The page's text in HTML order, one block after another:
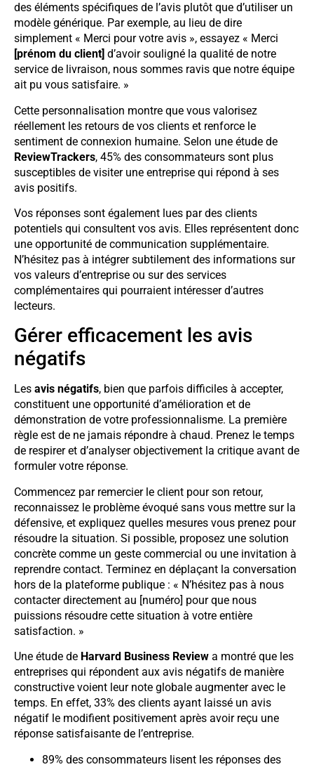
des éléments spécifiques de l’avis plutôt que d’utiliser un
modèle générique. Par exemple, au lieu de dire
simplement « Merci pour votre avis », essayez « Merci
[prénom du client] d’avoir souligné la qualité de notre
service de livraison, nous sommes ravis que notre équipe
ait pu vous satisfaire. »
Cette personnalisation montre que vous valorisez
réellement les retours de vos clients et renforce le
sentiment de connexion humaine. Selon une étude de
ReviewTrackers, 45% des consommateurs sont plus
susceptibles de visiter une entreprise qui répond à ses
avis positifs.
Vos réponses sont également lues par des clients
potentiels qui consultent vos avis. Elles représentent donc
une opportunité de communication supplémentaire.
N’hésitez pas à intégrer subtilement des informations sur
vos valeurs d’entreprise ou sur des services
complémentaires qui pourraient intéresser d’autres
lecteurs.
Gérer efficacement les avis
négatifs
Les avis négatifs, bien que parfois difficiles à accepter,
constituent une opportunité d’amélioration et de
démonstration de votre professionnalisme. La première
règle est de ne jamais répondre à chaud. Prenez le temps
de respirer et d’analyser objectivement la critique avant de
formuler votre réponse.
Commencez par remercier le client pour son retour,
reconnaissez le problème évoqué sans vous mettre sur la
défensive, et expliquez quelles mesures vous prenez pour
résoudre la situation. Si possible, proposez une solution
concrète comme un geste commercial ou une invitation à
reprendre contact. Terminez en déplaçant la conversation
hors de la plateforme publique : « N’hésitez pas à nous
contacter directement au [numéro] pour que nous
puissions résoudre cette situation à votre entière
satisfaction. »
Une étude de Harvard Business Review a montré que les
entreprises qui répondent aux avis négatifs de manière
constructive voient leur note globale augmenter avec le
temps. En effet, 33% des clients ayant laissé un avis
négatif le modifient positivement après avoir reçu une
réponse satisfaisante de l’entreprise.
89% des consommateurs lisent les réponses des